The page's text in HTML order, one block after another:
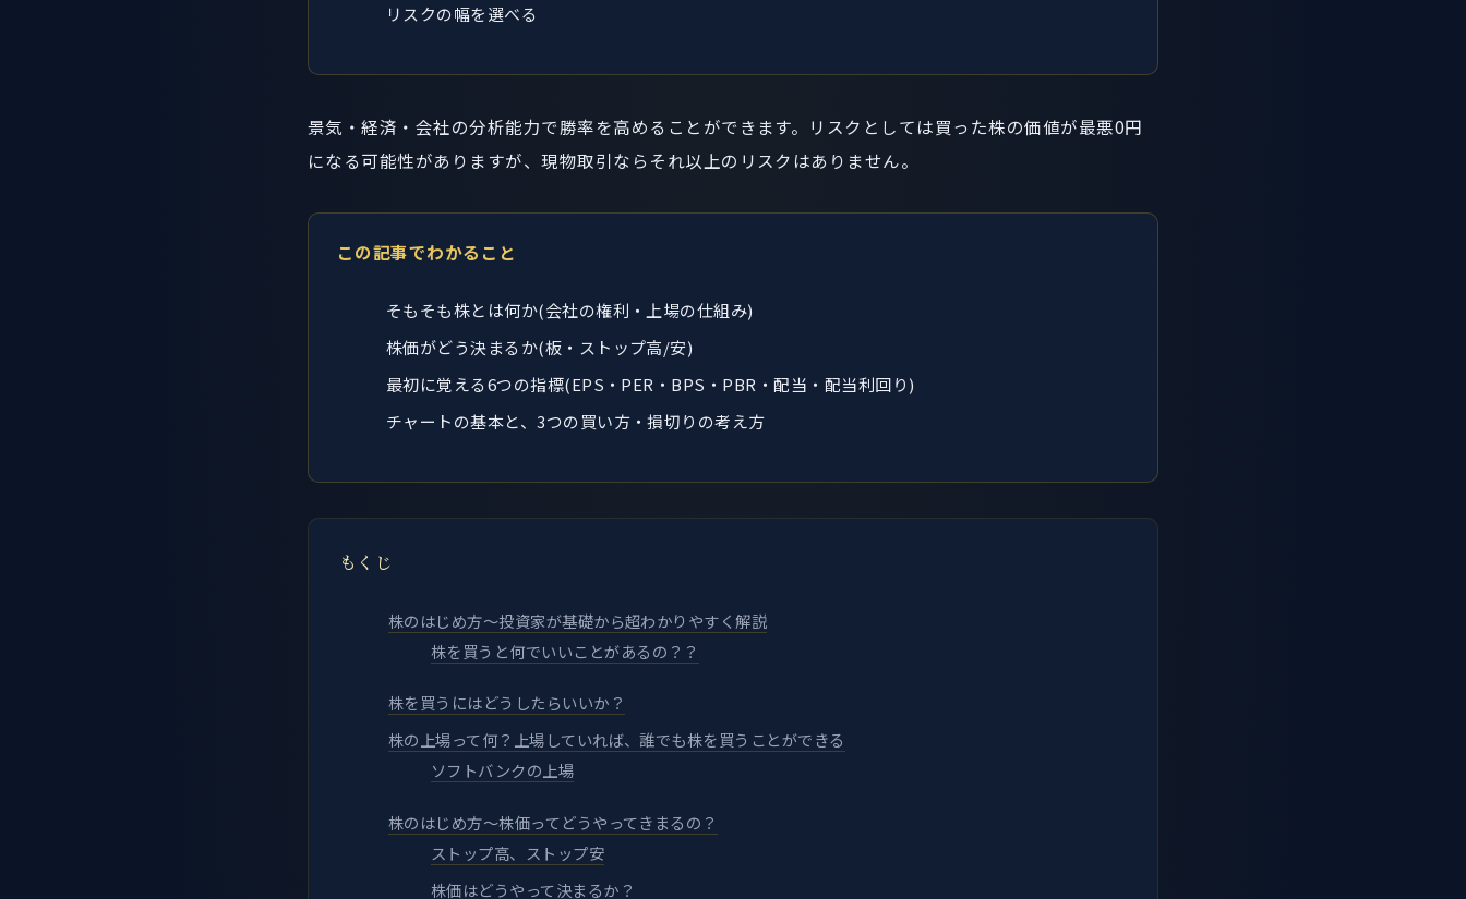
リスクの幅を選べる
景気・経済・会社の分析能力で勝率を高めることができます。リスクとしては買った株の価値が最悪0円
になる可能性がありますが、現物取引ならそれ以上のリスクはありません。
この記事でわかること
そもそも株とは何か(会社の権利・上場の仕組み)
株価がどう決まるか(板・ストップ高/安)
最初に覚える6つの指標(EPS・PER・BPS・PBR・配当・配当利回り)
チャートの基本と、3つの買い方・損切りの考え方
もくじ
株のはじめ方～投資家が基礎から超わかりやすく解説
株を買うと何でいいことがあるの？？
株を買うにはどうしたらいいか？
株の上場って何？上場していれば、誰でも株を買うことができる
ソフトバンクの上場
株のはじめ方～株価ってどうやってきまるの？
ストップ高、ストップ安
株価はどうやって決まるか？